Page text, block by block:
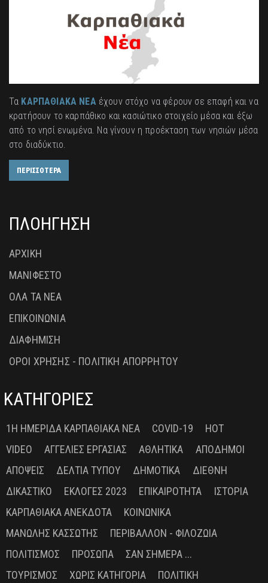
Τα ΚΑΡΠΑΘΙΑΚΑ ΝΕΑέχουν στόχο να φέρουν σε επαφή και να
κρατήσουν το καρπάθικο και κασιώτικο στοιχείο μέσα και έξω
από το νησί ενωμένα. Να γίνουν η προέκταση των νησιών μέσα
στο διαδύκτιο.
ΠΕΡΙΣΣΟΤΕΡΑ
ΠΛΟΗΓΗΣΗ
ΑΡΧΙΚΗ
ΜΑΝΙΦΕΣΤΟ
ΟΛΑ ΤΑ ΝΕΑ
ΕΠΙΚΟΙΝΩΝΙΑ
ΔΙΑΦΗΜΙΣΗ
ΟΡΟΙ ΧΡΗΣΗΣ - ΠΟΛΙΤΙΚΗ ΑΠΟΡΡΗΤΟΥ
ΚΑΤΗΓΟΡΙΕΣ
1Η ΗΜΕΡΊΔΑ ΚΑΡΠΑΘΙΑΚΆ ΝΈΑ COVID-19
HOT
VIDEO
ΑΓΓΕΛΊΕΣ ΕΡΓΑΣΊΑΣ ΑΘΛΗΤΙΚΆ
ΑΠΌΔΗΜΟΙ
ΑΠΌΨΕΙΣ
ΔΕΛΤΊΑ ΤΎΠΟΥ ΔΗΜΟΤΙΚΆ
ΔΙΕΘΝΉ
ΔΙΚΑΣΤΙΚΌ
ΕΚΛΟΓΈΣ 2023 ΕΠΙΚΑΙΡΌΤΗΤΑ
ΙΣΤΟΡΊΑ
ΚΑΡΠΑΘΙΑΚΆ ΑΝΈΚΔΟΤΑ
ΚΟΙΝΩΝΙΚΆ
ΜΑΝΏΛΗΣ ΚΑΣΣΏΤΗΣ
ΠΕΡΙΒΆΛΛΟΝ - ΦΙΛΟΖΩΊΑ
ΠΟΛΙΤΙΣΜΌΣ
ΠΡΌΣΩΠΑ
ΣΑΝ ΣΉΜΕΡΑ ...
ΤΟΥΡΙΣΜΌΣ
ΧΩΡΊΣ ΚΑΤΗΓΟΡΊΑ ΠΟΛΙΤΙΚΉ